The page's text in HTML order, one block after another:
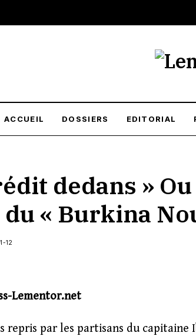
ACCUEIL DOSSIERS EDITORIAL
dedans »
« Burkina
12
Lementor.net
repris par les partisans du